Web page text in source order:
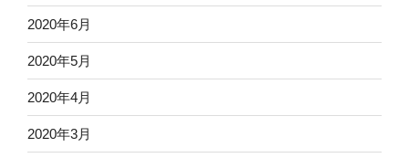
2020年6月
2020年5月
2020年4月
2020年3月